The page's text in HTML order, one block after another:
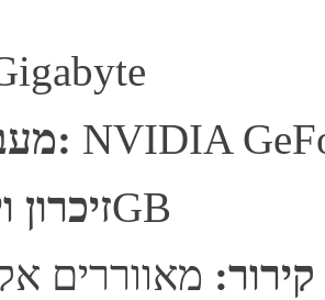
מעבד גרפי: NVIDIA
זיכרון8GB
קירור: מאווררים